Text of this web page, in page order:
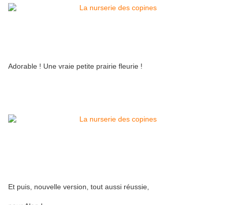
Adorable ! Une vraie petite prairie fleurie !
Et puis, nouvelle version, tout aussi réussie,